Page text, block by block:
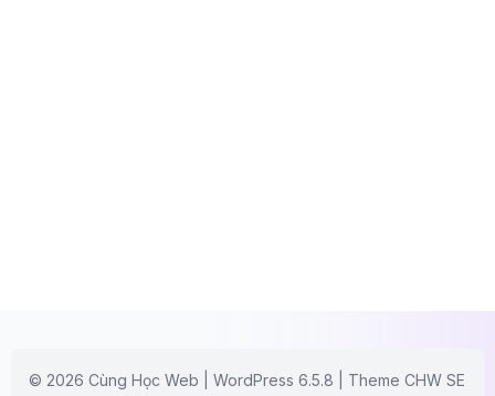
© 2026 Cùng Học Web | WordPress 6.5.8 | Theme CHW SE